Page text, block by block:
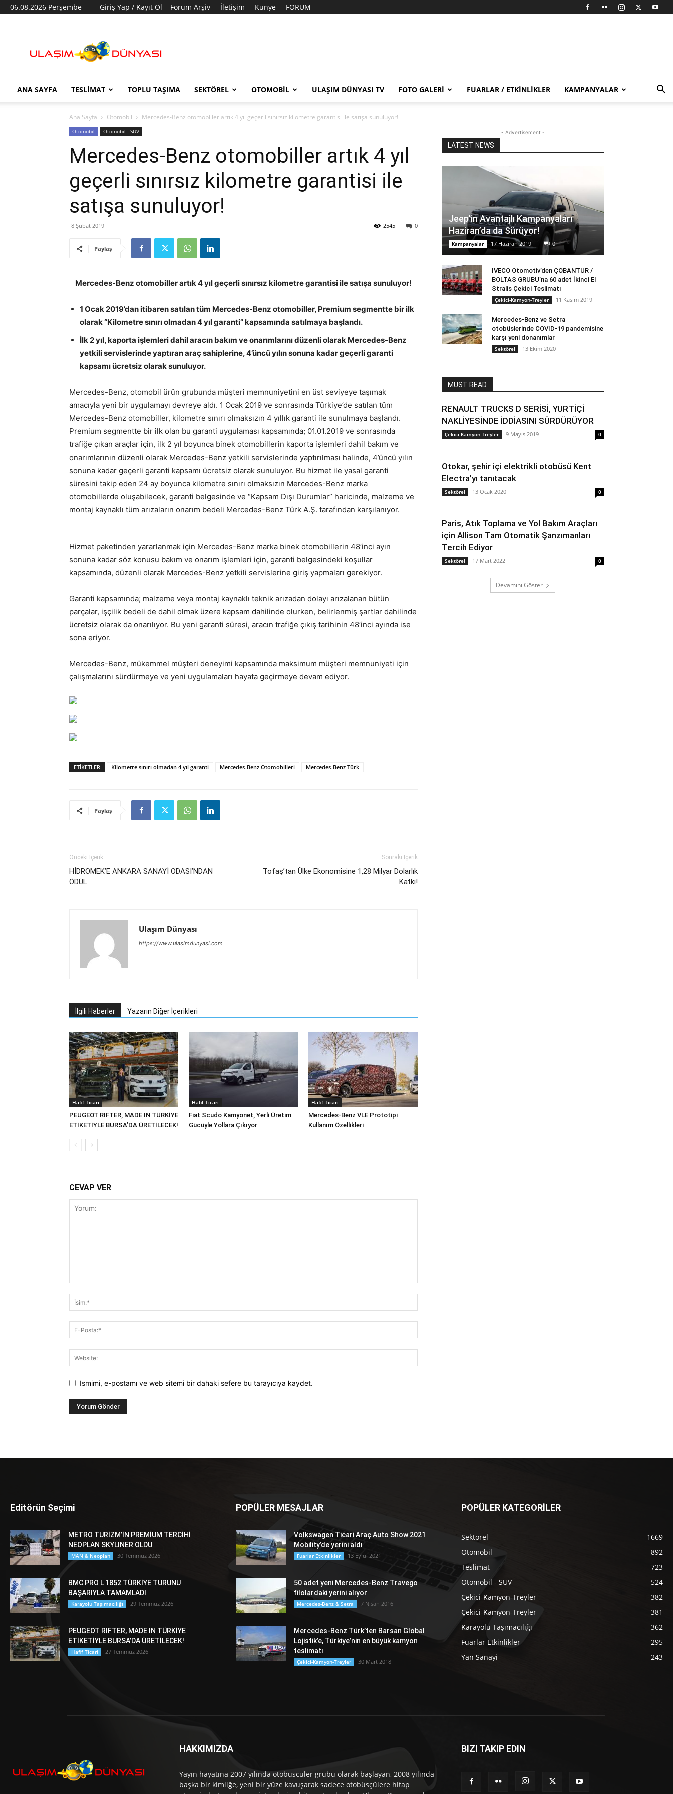
06.08.2026 Perşembe Giriş Yap / Kayıt Ol Forum Arşiv İletişim Künye FORUM
Dünyası
ANA SAYFA TESLIMAT TOPLU TAŞIMA SEKTÖREL OTOMOBIL ULAŞIM DÜNYASI TV FOTO GALERI FUARLAR / ETKINLIKLER KAMPANYALAR
Ana Sayfa Otomobil Mercedes-Benz otomobiller artık 4 yıl geçerli sınırsız kilometre garantisi ile satışa sunuluyor!
Otomobil Otomobil - SUV
Mercedes-Benz otomobiller artık 4 yıl
geçerli sınırsız kilometre garantisi ile
satışa sunuluyor!
8 Şubat 2019 0
2545
Paylaş
Mercedes-Benz otomobiller artık 4 yıl geçerli sınırsız kilometre garantisi ile satışa sunuluyor!
1 Ocak 2019’dan itibaren satılan tüm Mercedes-Benz otomobiller, Premium segmentte bir ilk
olarak “Kilometre sınırı olmadan 4 yıl garanti” kapsamında satılmaya başlandı.
İlk 2 yıl, kaporta işlemleri dahil aracın bakım ve onarımlarını düzenli olarak Mercedes-Benz
yetkili servislerinde yaptıran araç sahiplerine, 4’üncü yılın sonuna kadar geçerli garanti
kapsamı ücretsiz olarak sunuluyor.
Mercedes-Benz, otomobil ürün grubunda müşteri memnuniyetini en üst seviyeye taşımak
amacıyla yeni bir uygulamayı devreye aldı. 1 Ocak 2019 ve sonrasında Türkiye’de satılan tüm
Mercedes-Benz otomobiller, kilometre sınırı olmaksızın 4 yıllık garanti ile sunulmaya başlandı.
Premium segmentte bir ilk olan bu garanti uygulaması kapsamında; 01.01.2019 ve sonrasında
trafiğe çıkan araçlar için, ilk 2 yıl boyunca binek otomobillerin kaporta işlemleri dahil bakım ve
onarımlarının düzenli olarak Mercedes-Benz yetkili servislerinde yaptırılması halinde, 4’üncü yılın
sonuna kadar geçerli garanti kapsamı ücretsiz olarak sunuluyor. Bu hizmet ile yasal garanti
süresini takip eden 24 ay boyunca kilometre sınırı olmaksızın Mercedes-Benz marka
otomobillerde oluşabilecek, garanti belgesinde ve “Kapsam Dışı Durumlar” haricinde, malzeme ve
montaj kaynaklı tüm arızaların onarım bedeli Mercedes-Benz Türk A.Ş. tarafından karşılanıyor.
Hizmet paketinden yararlanmak için Mercedes-Benz marka binek otomobillerin 48’inci ayın
sonuna kadar söz konusu bakım ve onarım işlemleri için, garanti belgesindeki koşullar
kapsamında, düzenli olarak Mercedes-Benz yetkili servislerine giriş yapmaları gerekiyor.
Garanti kapsamında; malzeme veya montaj kaynaklı teknik arızadan dolayı arızalanan bütün
parçalar, işçilik bedeli de dahil olmak üzere kapsam dahilinde olurken, belirlenmiş şartlar dahilinde
ücretsiz olarak da onarılıyor. Bu yeni garanti süresi, aracın trafiğe çıkış tarihinin 48’inci ayında ise
sona eriyor.
Mercedes-Benz, mükemmel müşteri deneyimi kapsamında maksimum müşteri memnuniyeti için
çalışmalarını sürdürmeye ve yeni uygulamaları hayata geçirmeye devam ediyor.
ETIKETLER Kilometre sınırı olmadan 4 yıl garanti Mercedes-Benz Otomobilleri Mercedes-Benz Türk
Paylaş
Önceki İçerik
HİDROMEK’E ANKARA SANAYİ ODASI’NDAN
ÖDÜL
Sonraki İçerik
Tofaş’tan Ülke Ekonomisine 1,28 Milyar Dolarlık
Katkı!
Ulaşım Dünyası
https://www.ulasimdunyasi.com
İlgili Haberler Yazarın Diğer İçerikleri
Hafif Ticari
PEUGEOT RIFTER, MADE IN TÜRKİYE
ETİKETİYLE BURSA’DA ÜRETİLECEK!
Hafif Ticari
Fiat Scudo Kamyonet, Yerli Üretim
Gücüyle Yollara Çıkıyor
Hafif Ticari
Mercedes-Benz VLE Prototipi
Kullanım Özellikleri
CEVAP VER
Ismimi, e-postamı ve web sitemi bir dahaki sefere bu tarayıcıya kaydet.
- Advertisement -
LATEST NEWS
Jeep’in Avantajlı Kampanyaları
Haziran’da da Sürüyor!
Kampanyalar 17 Haziran 2019 0
IVECO Otomotiv’den ÇOBANTUR /
BOLTAS GRUBU’na 60 adet İkinci El
Stralis Çekici Teslimatı
Çekici-Kamyon-Treyler 11 Kasım 2019
Mercedes-Benz ve Setra
otobüslerinde COVID-19 pandemisine
karşı yeni donanımlar
Sektörel 13 Ekim 2020
MUST READ
RENAULT TRUCKS D SERİSİ, YURTİÇİ
NAKLİYESİNDE İDDİASINI SÜRDÜRÜYOR
Çekici-Kamyon-Treyler 9 Mayıs 2019 0
Otokar, şehir içi elektrikli otobüsü Kent
Electra’yı tanıtacak
Sektörel 13 Ocak 2020 0
Paris, Atık Toplama ve Yol Bakım Araçları
için Allison Tam Otomatik Şanzımanları
Tercih Ediyor
Sektörel 17 Mart 2022 0
Devamını Göster
Editörün Seçimi
METRO TURİZM’İN PREMİUM TERCİHİ
NEOPLAN SKYLINER OLDU
MAN & Neoplan 30 Temmuz 2026
BMC PRO L 1852 TÜRKİYE TURUNU
BAŞARIYLA TAMAMLADI
Karayolu Taşımacılığı 29 Temmuz 2026
PEUGEOT RIFTER, MADE IN TÜRKİYE
ETİKETİYLE BURSA’DA ÜRETİLECEK!
Hafif Ticari 27 Temmuz 2026
POPÜLER MESAJLAR
Volkswagen Ticari Araç Auto Show 2021
Mobility’de yerini aldı
Fuarlar Etkinlikler 13 Eylül 2021
50 adet yeni Mercedes-Benz Travego
filolardaki yerini alıyor
Mercedes-Benz & Setra 7 Nisan 2016
Mercedes-Benz Türk’ten Barsan Global
Lojistik’e, Türkiye’nin en büyük kamyon
teslimatı
Çekici-Kamyon-Treyler 30 Mart 2018
POPÜLER KATEGORİLER
Sektörel
1669
Otomobil
892
Teslimat
723
Otomobil - SUV
524
Çekici-Kamyon-Treyler
382
Çekici-Kamyon-Treyler
381
Karayolu Taşımacılığı
362
Fuarlar Etkinlikler
295
Yan Sanayi
243
HAKKIMIZDA
Yayın hayatına 2007 yılında otobüscüler grubu olarak başlayan, 2008 yılında
başka bir kimliğe, yeni bir yüze kavuşarak sadece otobüsçülere hitap
BIZI TAKIP EDIN